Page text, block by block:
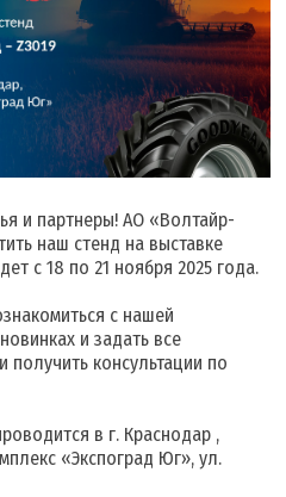
и партнеры! АО «Волтайр-
наш стенд на выставке
с 18 по 21 ноября 2025 года.
с нашей
и задать все
консультации по
в г. Краснодар ,
«Экспоград Юг», ул.